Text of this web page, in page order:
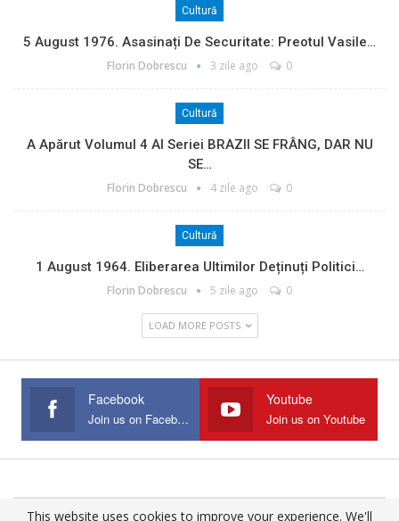
Cultură
5 August 1976. Asasinați De Securitate: Preotul Vasile…
Florin Dobrescu 3 zile ago 0
Cultură
A Apărut Volumul 4 Al Seriei BRAZII SE FRÂNG, DAR NU
SE…
Florin Dobrescu 4 zile ago 0
Cultură
1 August 1964. Eliberarea Ultimilor Deținuți Politici…
Florin Dobrescu 5 zile ago 0
LOAD MORE POSTS
Facebook
Join us on Facebook
Youtube
Join us on Youtube
This website uses cookies to improve your experience. We'll